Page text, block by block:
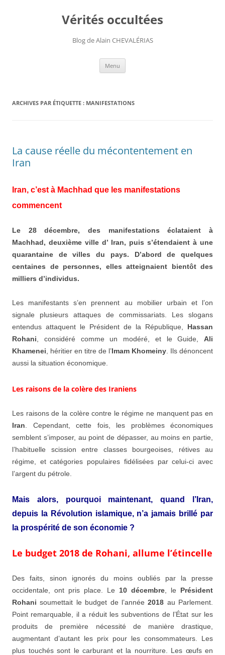
Vérités occultées
Blog de Alain CHEVALÉRIAS
Menu
ARCHIVES PAR ÉTIQUETTE : MANIFESTATIONS
La cause réelle du mécontentement en
Iran
Iran, c’est à Machhad que les manifestations
commencent
Le 28 décembre, des manifestations éclataient à
Machhad, deuxième ville d’ Iran, puis s’étendaient à une
quarantaine de villes du pays. D’abord de quelques
centaines de personnes, elles atteignaient bientôt des
milliers d’individus.
Les manifestants s’en prennent au mobilier urbain et l’on
signale plusieurs attaques de commissariats. Les slogans
entendus attaquent le Président de la République, Hassan
Rohani , considéré comme un modéré, et le Guide, Ali
Khamenei , héritier en titre de l’Imam Khomeiny . Ils dénoncent
aussi la situation économique.
Les raisons de la colère des Iraniens
Les raisons de la colère contre le régime ne manquent pas en
Iran . Cependant, cette fois, les problèmes économiques
semblent s’imposer, au point de dépasser, au moins en partie,
l’habituelle scission entre classes bourgeoises, rétives au
régime, et catégories populaires fidélisées par celui-ci avec
l’argent du pétrole.
Mais alors, pourquoi maintenant, quand l’Iran,
depuis la Révolution islamique, n’a jamais brillé par
la prospérité de son économie ?
Le budget 2018 de Rohani, allume l’étincelle
Des faits, sinon ignorés du moins oubliés par la presse
occidentale, ont pris place. Le 10 décembre , le Président
Rohani soumettait le budget de l’année2018 au Parlement.
Point remarquable, il a réduit les subventions de l’État sur les
produits de première nécessité de manière drastique,
augmentant d’autant les prix pour les consommateurs. Les
plus touchés sont le carburant et la nourriture. Les œufs en